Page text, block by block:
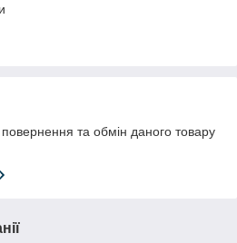
та обмін даного товару